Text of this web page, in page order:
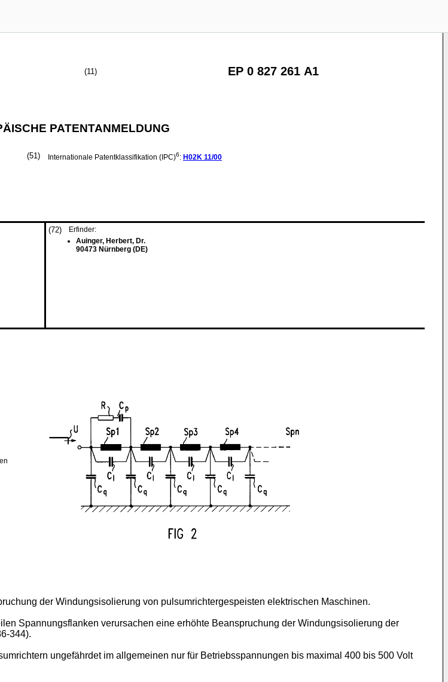
(11) EP 0 827 261 A1
PATENTANMELDUNG
(51) Internationale Patentklassifikation (IPC)6: H02K 11/00
(72)
Erfinder:
Auinger, Herbert, Dr.
90473 Nürnberg (DE)
der Windungsisolierung von pulsumrichtergespeisten elektrischen Maschinen.
Spannungsflanken verursachen eine erhöhte Beanspruchung der Windungsisolierung der
344).
ungefährdet im allgemeinen nur für Betriebsspannungen bis maximal 400 bis 500 Volt